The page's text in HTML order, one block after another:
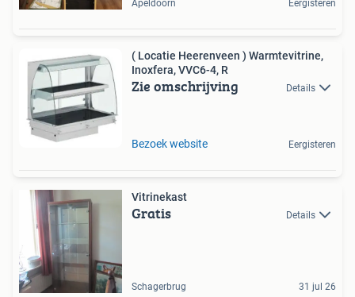
Apeldoorn Eergisteren
( Locatie Heerenveen ) Warmtevitrine,
Inoxfera, VVC6-4, R
Zie omschrijving Details
Bezoek website Eergisteren
Vitrinekast
Gratis Details
Schagerbrug 31 jul 26